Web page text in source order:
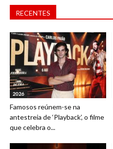
RECENTES
2026
Famosos reúnem-se na
antestreia de ‘Playback’, o filme
que celebra o...